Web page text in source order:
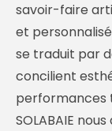
savoir-faire
et
se traduit par
concilient
performances
SOLABAIE